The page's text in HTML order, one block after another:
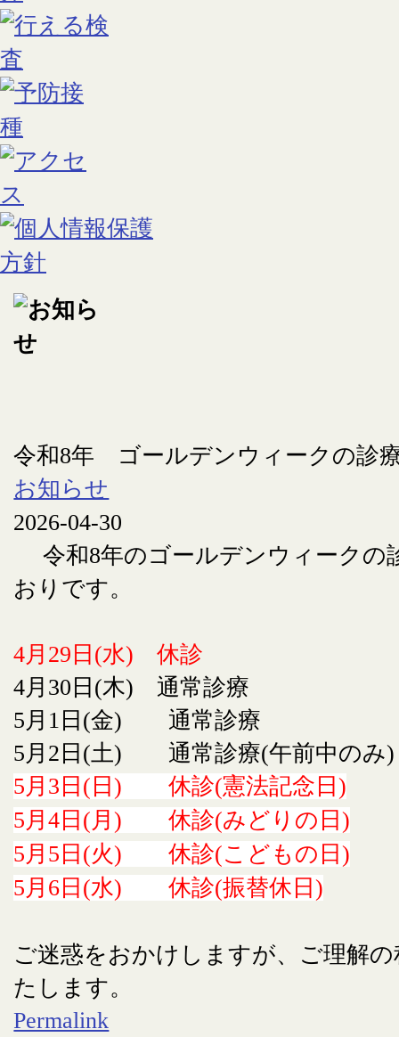
令和8年 ゴールデンウィークの診
お知らせ
2026-04-30
令和8年のゴールデンウィークの
おりです。
4月29日(水) 休診
4月30日(木) 通常診療
5月1日(金) 通常診療
5月2日(土) 通常診療(午前中のみ)
5月3日(日) 休診(憲法記念日)
5月4日(月) 休診(みどりの日)
5月5日(火) 休診(こどもの日)
5月6日(水) 休診(振替休日)
ご迷惑をおかけしますが、ご理解
たします。
Permalink